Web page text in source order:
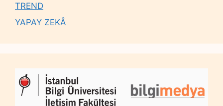
TREND
YAPAY ZEKÂ